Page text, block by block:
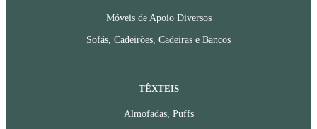
Móveis de Apoio Diversos
Sofás, Cadeirões, Cadeiras e Bancos
TÊXTEIS
Almofadas, Puffs